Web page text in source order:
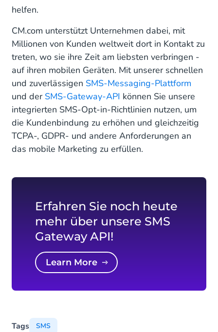
helfen.
CM.com unterstützt Unternehmen dabei, mit
Millionen von Kunden weltweit dort in Kontakt zu
treten, wo sie ihre Zeit am liebsten verbringen -
auf ihren mobilen Geräten. Mit unserer schnellen
und zuverlässigen SMS-Messaging-Plattform
und der SMS-Gateway-API können Sie unsere
integrierten SMS-Opt-in-Richtlinien nutzen, um
die Kundenbindung zu erhöhen und gleichzeitig
TCPA-, GDPR- und andere Anforderungen an
das mobile Marketing zu erfüllen.
Erfahren Sie noch heute
mehr über unsere SMS
Gateway API!
Learn More
Tags SMS